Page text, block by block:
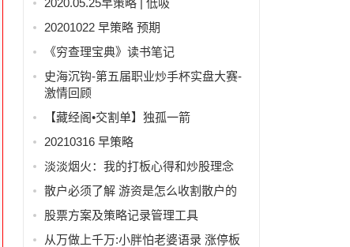
2020.05.25早策略 | 低吸
20201022 早策略 预期
《穷查理宝典》读书笔记
史海沉钩-第五届职业炒手杯实盘大赛-
激情回顾
【藏经阁•交割单】独孤一箭
20210316 早策略
淡淡烟火：我的打板心得和炒股理念
散户必须了解 游资是怎么收割散户的
股票方案及策略记录管理工具
从万做上千万:小胖怕老婆语录 涨停板